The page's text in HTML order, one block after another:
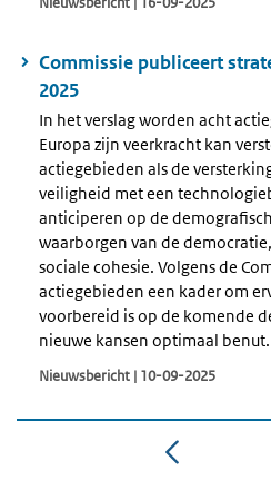
Commissie publiceert
2025
In het verslag worden acht
Europa zijn veerkracht kan
actiegebieden als de
veiligheid met een
anticiperen op de
waarborgen van de
sociale cohesie. Volgens de
actiegebieden een kader om
voorbereid is op de komende
nieuwe kansen optimaal benut.
Nieuwsbericht | 10-09-2025